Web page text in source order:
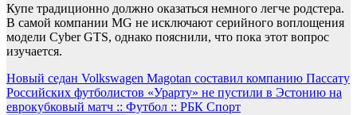
Купе традиционно должно оказаться немного легче родстера.
В самой компании MG не исключают серийного воплощения
модели Cyber GTS, однако пояснили, что пока этот вопрос
изучается.
Навигация
по
Новый седан Volkswagen Magotan составил компанию Пассату
Российских футболистов «Урарту» не пустили в Эстонию на
еврокубковый матч :: Футбол :: РБК Спорт